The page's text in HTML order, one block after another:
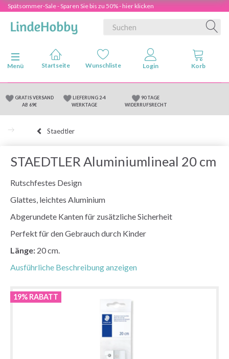
Spätsommer-Sale - Sparen Sie bis zu 50% - hier klicken
Anzeige ändern
Menü
GRATIS VERSAND
AB 69€
LIEFERUNG 2-4
WERKTAGE
90 TAGE
WIDERRUFSRECHT
Staedtler
STAEDTLER Aluminiumlineal 20 cm
Rutschfestes Design
Glattes, leichtes Aluminium
Abgerundete Kanten für zusätzliche Sicherheit
Perfekt für den Gebrauch durch Kinder
Länge: 20 cm.
Ausführliche Beschreibung anzeigen
19% RABATT